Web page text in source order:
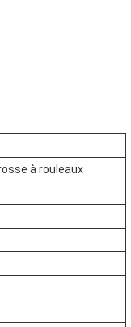
à rouleaux